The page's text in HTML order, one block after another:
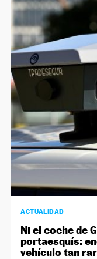
ACTUALIDAD
Ni el coche de
portaesquís:
vehículo tan